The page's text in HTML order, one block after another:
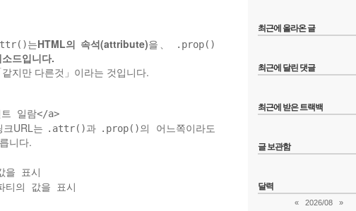
는HTML의 속석(attribute)을、
.prop()
드입니다.
지만 다른것」이라는 것입니다.
트 일람</a>
URL는 .attr()과 .prop()의 어느쪽이라도
니다.
표시
의 값을 표시
최근에 올라온 글
최근에 달린 댓글
최근에 받은 트랙백
글 보관함
달력
« 2026/08
»